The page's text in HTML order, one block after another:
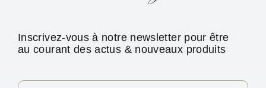
Inscrivez-vous à notre newsletter pour être
au courant des actus & nouveaux produits